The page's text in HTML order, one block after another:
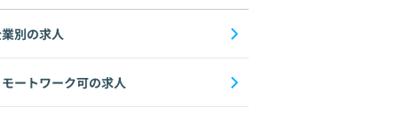
別の求人
モートワーク可の求人